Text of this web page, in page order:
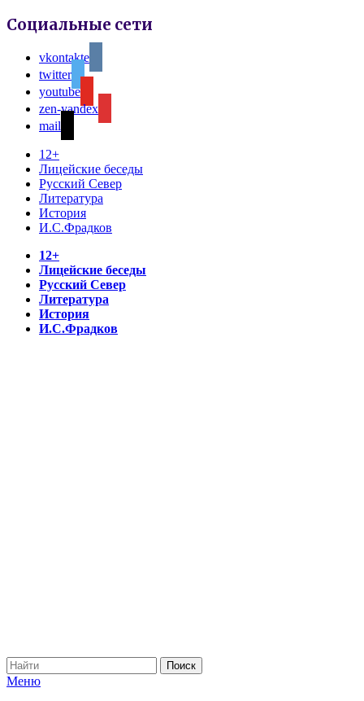
Социальные сети
vkontakte
twitter
youtube
zen-yandex
mail
12+
Лицейские беседы
Русский Север
Литература
История
И.С.Фрадков
12+
Лицейские беседы
Русский Север
Литература
История
И.С.Фрадков
Меню